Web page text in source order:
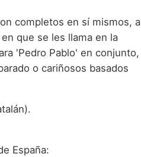
completos en sí mismos, a
que se les llama en la
'Pedro Pablo' en conjunto,
o cariñosos basados
España: